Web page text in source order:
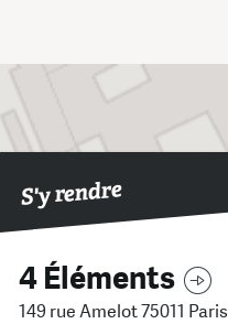
S'y rendre
4 Éléments
149 rue Amelot 75011 Paris